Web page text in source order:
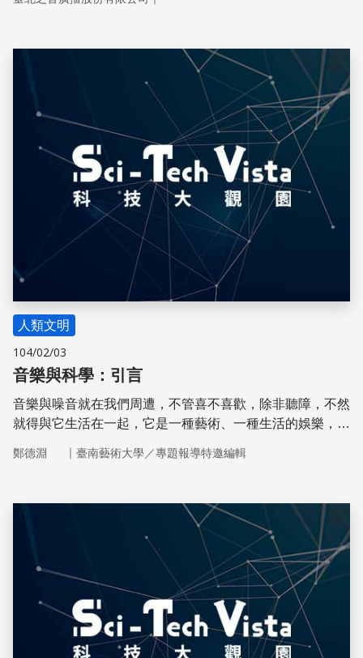
知道嗎？韓國科學家進一步分析《江南Style》這首歌曲，
效！真有這麼神奇？今天科學了沒？就要透過音樂治療進一
儲存
人類文明
104/02/03
音樂與科學：引言
音樂與噪音就在我們周遭，不管喜不喜歡，除非聽障，不然
就得與它生活在一起，它是一種藝術、一種生活的娛樂，但
鄭德淵 ｜ 臺南藝術大學／專題報導特邀編輯
儲存